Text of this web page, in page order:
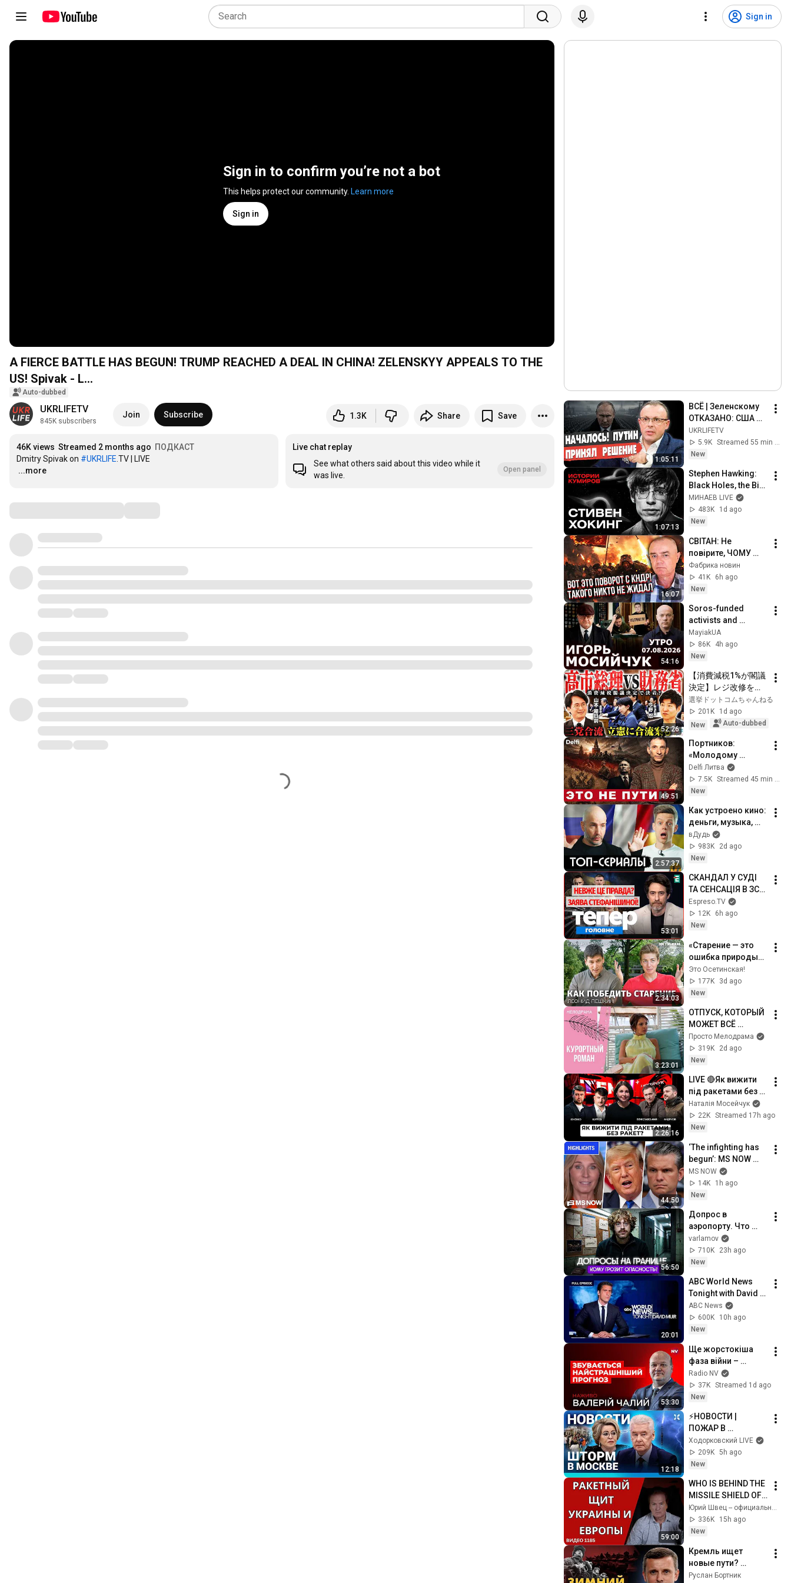
Sign in
Sign in to confirm you’re not a bot
This helps protect our community. Learn more
Sign in
A FIERCE BATTLE HAS BEGUN! TRUMP REACHED A DEAL IN CHINA! ZELENSKYY APPEALS TO THE
US! Spivak - L...
Auto-dubbed
UKRLIFETV
845K subscribers
Join Subscribe 1.3K Share Save
46K views Streamed 2 months ago ПОДКАСТ
Dmitry Spivak on #UKRLIFE
…
...more
Live chat replay
See what others said about this video while it
was live.
Open panel
1:05:11
ВСЁ | Зеленскому
ОТКАЗАНО: США
дали ЗАДНЮЮ |
Спивак - прямой
эфир
UKRLIFETV
5.9K
Streamed 55 min ago
New
1:07:13
Stephen Hawking:
Black Holes, the Big
Bang, and the End of
the Universe / Idol
Stories / MINAEV
МИНАЕВ LIVE
483K
1d ago
New
16:07
СВІТАН: Не
повірите, ЧОМУ
КНДР ВІДПРАВИЛИ
В УКРАЇНУ! З
ракетами все НЕ
ЗАБУДЬТЕ ПРО
КИЇВ
Фабрика новин
41K
6h ago
New
54:16
Soros-funded
activists and
Fedorov are
stripping Zelensky
of legitimacy by
coup....
MayiakUA
86K
4h ago
New
52:26
【消費減税1%が閣議
決定】レジ改修を巡
る攻防と自民党内の
激しい葛藤／中道・
立憲・公明の3党合流
の選択肢」とは？
【今野忍×山本期日
前】｜選挙ドットコ
ム
選挙ドットコムちゃんねる
201K
1d ago
New
Auto-dubbed
49:51
Портников:
«Молодому
поколению надо
готовиться гибнуть
на войнах»
Delfi Литва
7.5K
New
2:57:37
Как устроено кино:
деньги, музыка,
лицемерие,
Голливуд / вДудь
вДудь
983K
2d ago
New
53:01
СКАНДАЛ У СУДІ
ТА СЕНСАЦІЯ В ЗСУ!
Застава
Стефанішиній,
генерал Собко у
голоду
Espreso.TV
12K
6h ago
New
2:34:03
«Старение — это
ошибка природы».
Большой разговор
с ученым из
Гарварда
Это Осетинская!
177K
3d ago
New
3:23:01
ОТПУСК, КОТОРЫЙ
МОЖЕТ ВСЁ
ИЗМЕНИТЬ!
Курортный роман.
Все серии
Просто Мелодрама
319K
2d ago
New
2:26:16
LIVE 🔴Як вижити
під ракетами без
ракет? Тема з
Мосейчук. 137
випуск
Наталія Мосейчук
22K Streamed 17h ago
New
44:50
‘The infighting has
begun’: MS NOW
reacts to reported
Trump-Hegseth
CLASH over Iran |
MS NOW
14K
1h ago
New
56:50
Допрос в
аэропорту. Что
спрашивает ФСБ? |
Уголовные дела за
донаты,
и Навальному
varlamov
710K
23h ago
New
20:01
ABC World News
Tonight with David
Muir Full Broadcast
- Aug. 8, 2026
ABC News
600K
10h ago
New
53:30
Ще жорстокіша
фаза війни –
Валерій Чалий
наживо
Radio NV
37K Streamed 1d ago
New
12:18
⚡️НОВОСТИ |
ПОЖАР В
ПЕТЕРБУРГЕ |
ВЗРЫВ В
ЕКАТЕРИНБУРГЕ |
ВОЙНУ | ПРИГОВОР
ЖУРНАЛИСТКЕ
Ходорковский LIVE
209K 5h ago
New
59:00
WHO IS BEHIND THE
MISSILE SHIELD OF
EUROPE AND
UKRAINE? /No.
1185/ Yuri Shvets
Юрий Швец -- официальный канал
336K
15h ago
New
Кремль ищет
новые пути?
Переговоры в
Руслан Бортник